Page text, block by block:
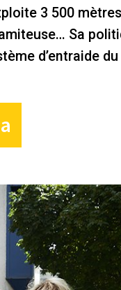
3 500
Sa
d’entraide